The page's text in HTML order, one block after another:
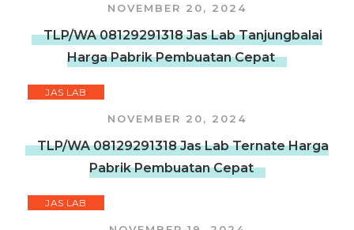
NOVEMBER 20, 2024
TLP/WA 08129291318 Jas Lab Tanjungbalai
Harga Pabrik Pembuatan Cepat
JAS LAB
NOVEMBER 20, 2024
TLP/WA 08129291318 Jas Lab Ternate Harga
Pabrik Pembuatan Cepat
JAS LAB